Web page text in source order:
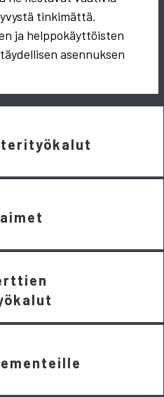
tinkimättä.
ja helppokäyttöisten
asennuksen